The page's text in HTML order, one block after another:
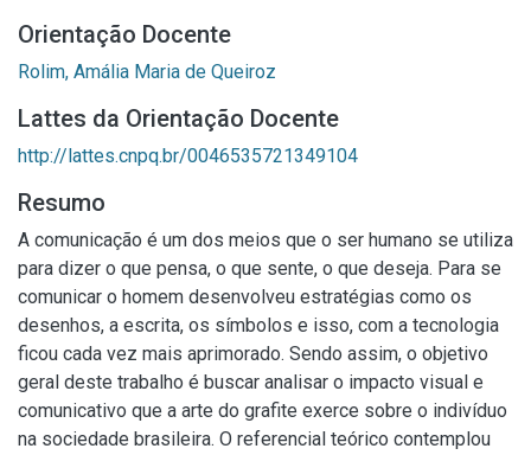
Orientação Docente
Rolim, Amália Maria de Queiroz
Lattes da Orientação Docente
http://lattes.cnpq.br/0046535721349104
Resumo
A comunicação é um dos meios que o ser humano se utiliza
para dizer o que pensa, o que sente, o que deseja. Para se
comunicar o homem desenvolveu estratégias como os
desenhos, a escrita, os símbolos e isso, com a tecnologia
ficou cada vez mais aprimorado. Sendo assim, o objetivo
geral deste trabalho é buscar analisar o impacto visual e
comunicativo que a arte do grafite exerce sobre o indivíduo
na sociedade brasileira. O referencial teórico contemplou